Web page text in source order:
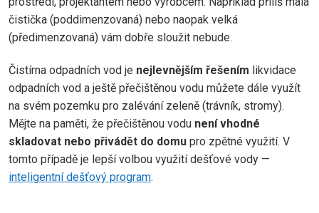
čistička (poddimenzovaná) nebo naopak velká
(předimenzovaná) vám dobře sloužit nebude.
Čistírna odpadních vod je nejlevnějším řešením likvidace
odpadních vod a ještě přečištěnou vodu můžete dále využít
na svém pozemku pro zalévání zeleně (trávník, stromy).
Mějte na paměti, že přečištěnou vodu není vhodné
skladovat nebo přivádět do domu pro zpětné využití. V
tomto případě je lepší volbou využití dešťové vody —
inteligentní dešťový program.